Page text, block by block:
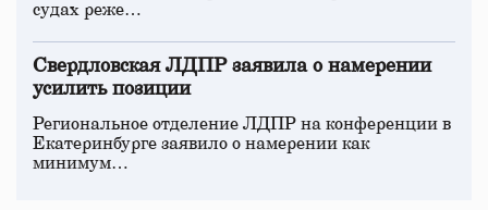
судах реже…
Свердловская ЛДПР заявила о намерении
усилить позиции
Региональное отделение ЛДПР на конференции в
Екатеринбурге заявило о намерении как
минимум…